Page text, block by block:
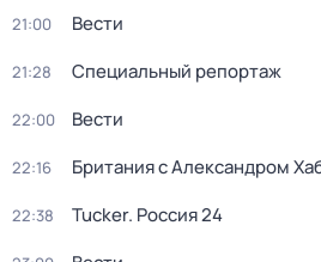
21:00 Вести
21:28 Специальный репортаж
22:00 Вести
22:16 Британия с Александром
22:38 Tucker. Россия 24